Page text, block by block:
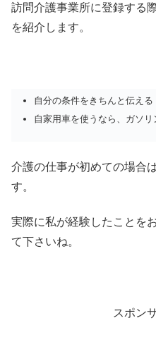
訪問介護事業所に登録する
を紹介します。
自分の条件をきちんと伝える
自家用車を使うなら、ガソ
介護の仕事が初めての場合
す。
実際に私が経験したことを
て下さいね。
スポン